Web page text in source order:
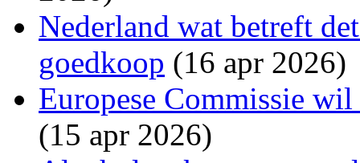
Nederland wat betreft
goedkoop (16 apr 2026)
Europese Commissie
(15 apr 2026)